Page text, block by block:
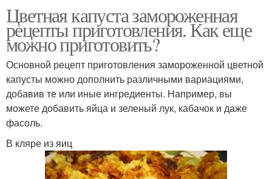
Цветная капуста замороженная
рецепты приготовления. Как еще
можно приготовить?
Основной рецепт приготовления замороженной цветной
капусты можно дополнить различными вариациями,
добавив те или иные ингредиенты. Например, вы
можете добавить яйца и зеленый лук, кабачок и даже
фасоль.
В кляре из яиц